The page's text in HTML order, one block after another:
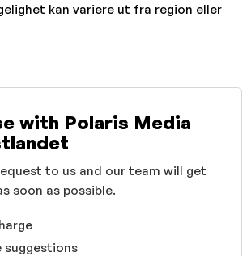
kan variere ut fra region eller
with Polaris Media
to us and our team will get
soon as possible.
suggestions